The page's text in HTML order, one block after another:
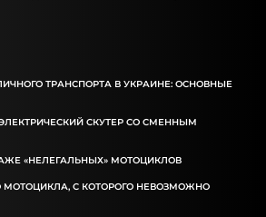
ТРАНСПОРТА В УКРАИНЕ: ОСНОВНЫЕ
СКУТЕР СО СМЕННЫМ
«НЕЛЕГАЛЬНЫХ» МОТОЦИКЛОВ
МОТОЦИКЛА, С КОТОРОГО НЕВОЗМОЖНО